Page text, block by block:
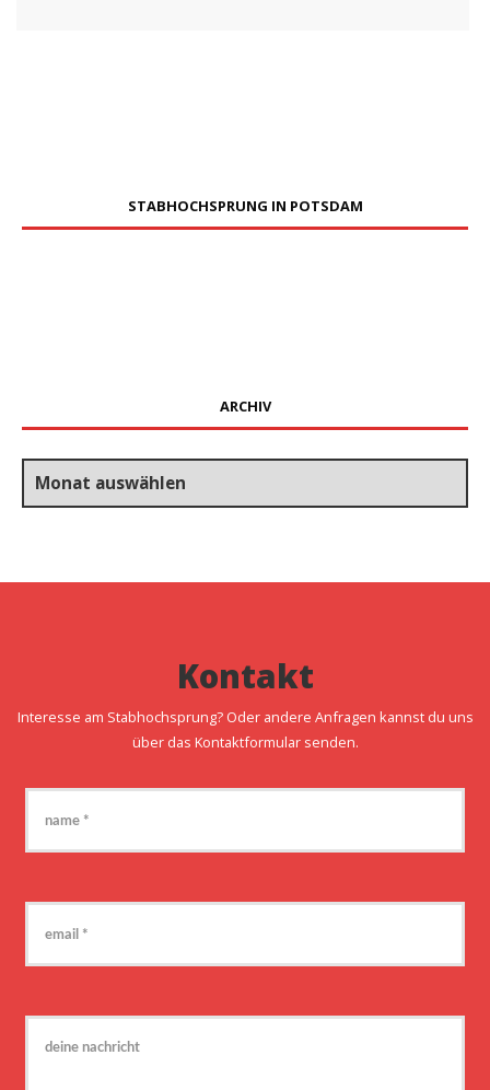
STABHOCHSPRUNG IN POTSDAM
ARCHIV
Archiv
Kontakt
Interesse am Stabhochsprung? Oder andere Anfragen kannst du uns
über das Kontaktformular senden.